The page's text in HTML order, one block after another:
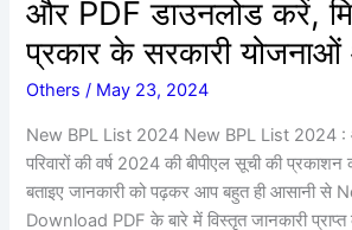
और PDF डाउनलोड करें,
प्रकार के सरकारी
Others / May 23, 2024
New BPL List 2024 New BPL List 2024 :
परिवारों की वर्ष 2024 की बीपीएल सूची की
बताइए जानकारी को पढ़कर आप बहुत ही आसानी
Download PDF के बारे में विस्तृत जानकारी
PDF
डाउनलोड
करें,
विभिन्न
प्रकार
के